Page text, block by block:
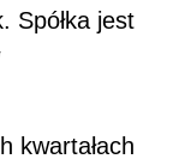
Spółka jest
kwartałach